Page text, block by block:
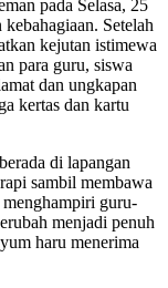
pada Selasa, 25
Setelah
kejutan istimewa
para guru, siswa
dan ungkapan
kertas dan kartu
di lapangan
sambil membawa
guru-
menjadi penuh
haru menerima